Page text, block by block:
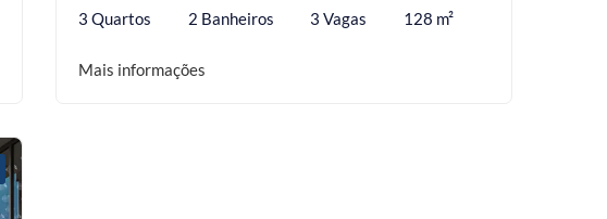
3 Quartos 2 Banheiros 3 Vagas 128 m²
Mais informações